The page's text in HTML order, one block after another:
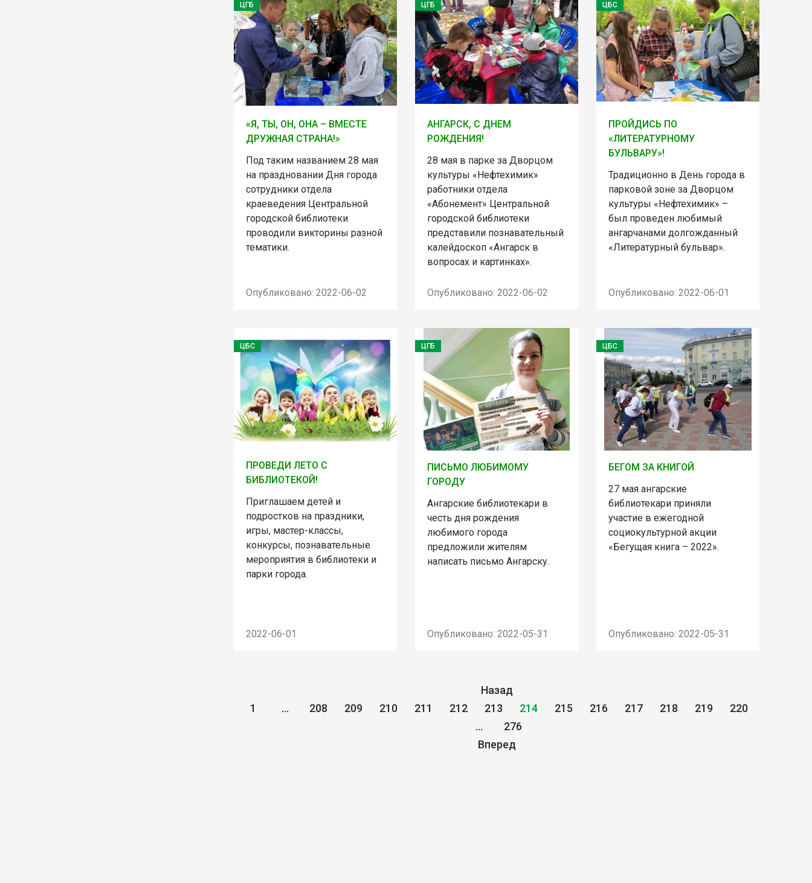
ЦГБ
«Я, ТЫ, ОН, ОНА – ВМЕСТЕ
ДРУЖНАЯ СТРАНА!»
Под таким названием 28 мая
на праздновании Дня города
сотрудники отдела
краеведения Центральной
городской библиотеки
проводили викторины разной
тематики.
Опубликовано: 2022-06-02
ЦГБ
АНГАРСК, С ДНЕМ
РОЖДЕНИЯ!
28 мая в парке за Дворцом
культуры «Нефтехимик»
работники отдела
«Абонемент» Центральной
городской библиотеки
представили познавательный
калейдоскоп «Ангарск в
вопросах и картинках».
Опубликовано: 2022-06-02
ЦБС
ПРОЙДИСЬ ПО
«ЛИТЕРАТУРНОМУ
БУЛЬВАРУ»!
Традиционно в День города в
парковой зоне за Дворцом
культуры «Нефтехимик» –
был проведен любимый
ангарчанами долгожданный
«Литературный бульвар».
Опубликовано: 2022-06-01
ЦБС
ПРОВЕДИ ЛЕТО С
БИБЛИОТЕКОЙ!
Приглашаем детей и
подростков на праздники,
игры, мастер-классы,
конкурсы, познавательные
мероприятия в библиотеки и
парки города.
2022-06-01
ЦГБ
ПИСЬМО ЛЮБИМОМУ
ГОРОДУ
Ангарские библиотекари в
честь дня рождения
любимого города
предложили жителям
написать письмо Ангарску.
Опубликовано: 2022-05-31
ЦБС
БЕГОМ ЗА КНИГОЙ
27 мая ангарские
библиотекари приняли
участие в ежегодной
социокультурной акции
«Бегущая книга – 2022».
Опубликовано: 2022-05-31
Назад
1
... 208 209 210 211 212 213 214 215 216 217 218 219
220
...
276
Вперед